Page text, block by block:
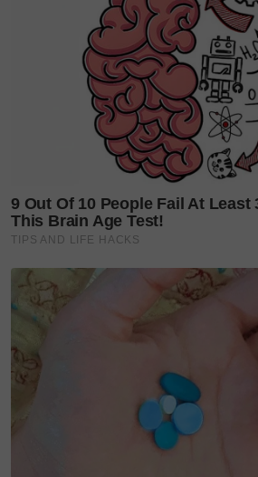
Farhana menghembuskan nafas
bantuan oksigen dihentikan.
PENDARAHAN OTAK
Walaupun kes sebegini jarang
otak boleh menyebabkan
tidak dirawat segera.
Pakar Perunding Perbidanan,